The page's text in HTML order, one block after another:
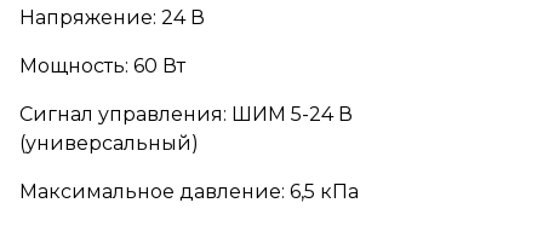
Напряжение: 24 В
Мощность: 60 Вт
Сигнал управления: ШИМ 5-24 В
(универсальный)
Максимальное давление: 6,5 кПа